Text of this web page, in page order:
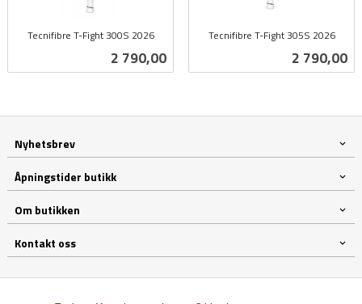
Tecnifibre T-Fight 300S 2026
Pris
2 790,00
Tecnifibre T-Fight 305S 2026
Pris
2 790,00
Nyhetsbrev
Åpningstider butikk
Om butikken
Kontakt oss